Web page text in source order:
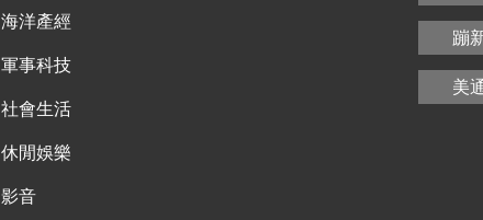
海洋產經
軍事科技
社會生活
休閒娛樂
影音
蹦
美